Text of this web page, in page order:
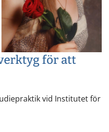
för att
vid Institutet för